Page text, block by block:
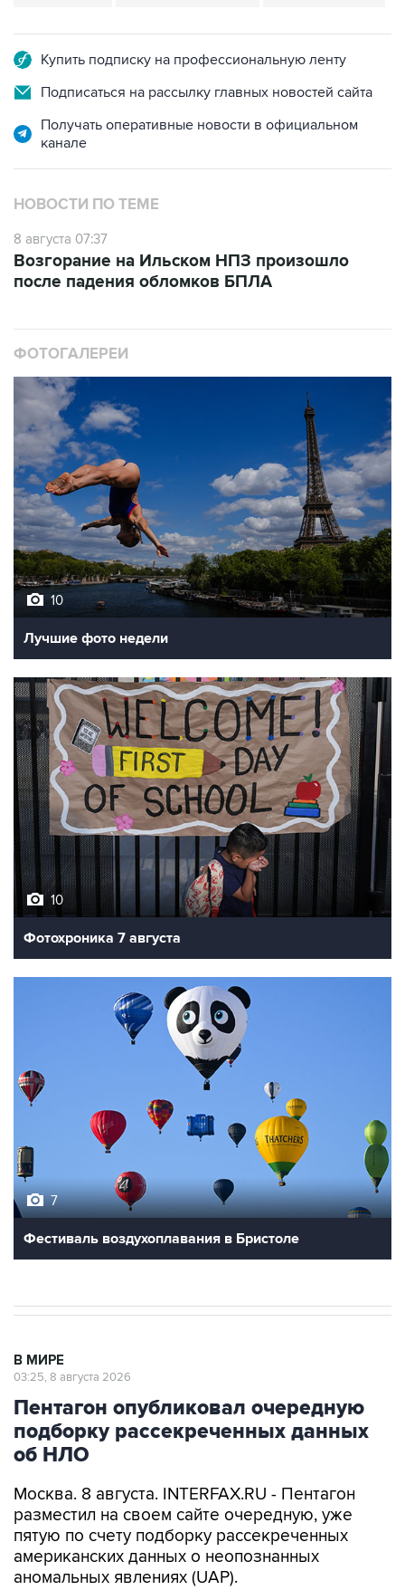
Подписаться на рассылку главных новостей сайта
Получать оперативные новости в официальном
НОВОСТИ ПО ТЕМЕ
8 августа 07:37
после падения обломков БПЛА
10
Лучшие фото недели
10
Фотохроника 7 августа
Фестиваль воздухоплавания в Бристоле
Пентагон опубликовал очередную
подборку рассекреченных данных
об НЛО
Москва. 8 августа. INTERFAX.RU - Пентагон
пятую по счету подборку рассекреченных
американских данных о неопознанных
аномальных явлениях (UAP).
"Министерство войны публикует пятую часть